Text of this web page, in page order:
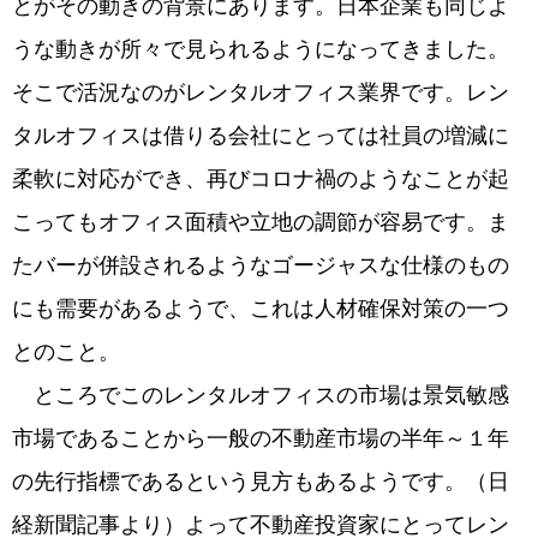
うな動きが所々で見られるようになってきました。
そこで活況なのがレンタルオフィス業界です。レン
タルオフィスは借りる会社にとっては社員の増減に
柔軟に対応ができ、再びコロナ禍のようなことが起
こってもオフィス面積や立地の調節が容易です。ま
たバーが併設されるようなゴージャスな仕様のもの
にも需要があるようで、これは人材確保対策の一つ
とのこと。
ところでこのレンタルオフィスの市場は景気敏感
市場であることから一般の不動産市場の半年～１年
の先行指標であるという見方もあるようです。（日
経新聞記事より）よって不動産投資家にとってレン